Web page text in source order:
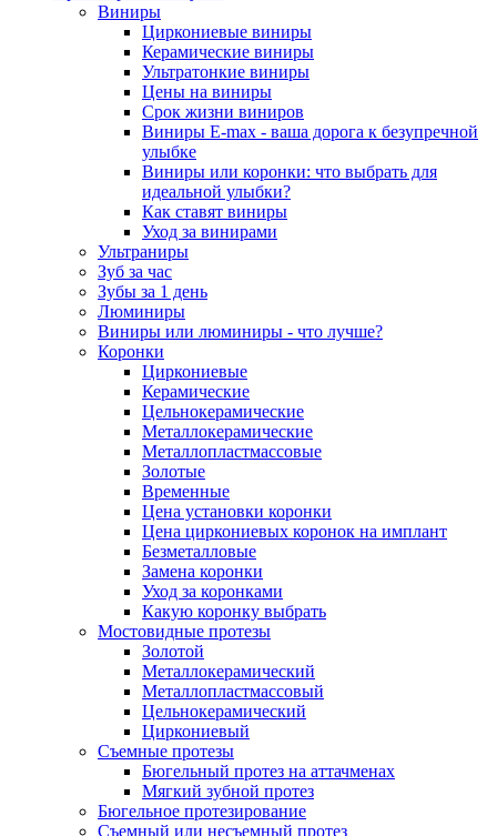
Виниры
Циркониевые виниры
Керамические виниры
Ультратонкие виниры
Цены на виниры
Срок жизни виниров
Виниры E-max - ваша дорога к безупречной
улыбке
Виниры или коронки: что выбрать для
идеальной улыбки?
Как ставят виниры
Уход за винирами
Ультраниры
Зуб за час
Зубы за 1 день
Люминиры
Виниры или люминиры - что лучше?
Коронки
Циркониевые
Керамические
Цельнокерамические
Металлокерамические
Металлопластмассовые
Золотые
Временные
Цена установки коронки
Цена циркониевых коронок на имплант
Безметалловые
Замена коронки
Уход за коронками
Какую коронку выбрать
Мостовидные протезы
Золотой
Металлокерамический
Металлопластмассовый
Цельнокерамический
Циркониевый
Съемные протезы
Бюгельный протез на аттачменах
Мягкий зубной протез
Бюгельное протезирование
Съемный или несъемный протез